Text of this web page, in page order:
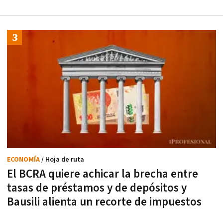
El BCRA quiere achicar la brecha entre
tasas de préstamos y de depósitos y
Bausili alienta un recorte de impuestos
ECONOMÍA/ Hoja de ruta